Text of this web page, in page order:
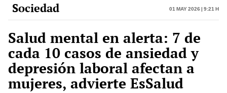
Sociedad 01 May 2026 | 9:21 h
Salud mental en alerta: 7 de
cada 10 casos de ansiedad y
depresión laboral afectan a
mujeres, advierte EsSalud